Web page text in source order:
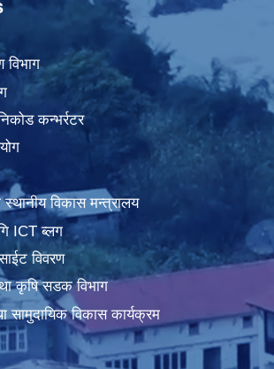
विभाग
कन्भर्रटर
विकास मन्त्रालय
ICT ब्लग
विवरण
कृषि सडक विभाग
सामुदायिक विकास कार्यक्रम